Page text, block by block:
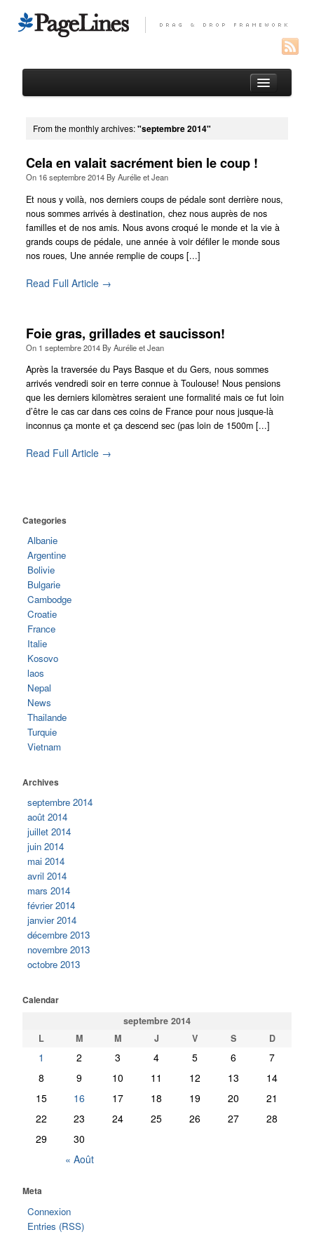
Photos Perou
Photos equateur
Photos Espagne
Thank you !
Le gout des autres
Photos Argentine
Photos Turquie
Photos Thailande
photos Cambodge
Photos Laos
Photos Nepal
Photos Macedoine
Photo Bolivie
Photos Portugal
Photos Croatie
Photos Albanie
Photos Kosovo
Au menu du voyage
Nous deux
Aurélie
Jean
Razmot
La cuisine du bout du monde
Page d’accueil
From the monthly archives:"septembre 2014"
Cela en valait sacrément bien le coup !
On 16 septembre 2014ByAurélie et Jean
Et nous y voilà, nos derniers coups de pédale sont derrière nous,
nous sommes arrivés à destination, chez nous auprès de nos
familles et de nos amis. Nous avons croqué le monde et la vie à
grands coups de pédale, une année à voir défiler le monde sous
nos roues, Une année remplie de coups [...]
Read Full Article →
Foie gras, grillades et saucisson!
On 1 septembre 2014ByAurélie et Jean
Après la traversée du Pays Basque et du Gers, nous sommes
arrivés vendredi soir en terre connue à Toulouse! Nous pensions
que les derniers kilomètres seraient une formalité mais ce fut loin
d’être le cas car dans ces coins de France pour nous jusque-là
inconnus ça monte et ça descend sec (pas loin de 1500m [...]
Read Full Article →
Categories
Albanie
Argentine
Bolivie
Bulgarie
Cambodge
Croatie
France
Italie
Kosovo
laos
Nepal
News
Thailande
Turquie
Vietnam
Archives
septembre 2014
août 2014
juillet 2014
juin 2014
mai 2014
avril 2014
mars 2014
février 2014
janvier 2014
décembre 2013
novembre 2013
octobre 2013
Calendar
septembre 2014
L
M M J V S D
« Août
1 2 3 4 5 6
7
8
9 10 11 12 13
14
15
16 17 18 19 20
21
22
23 24 25 26 27
28
29
30
Meta
Connexion
Entries (RSS)